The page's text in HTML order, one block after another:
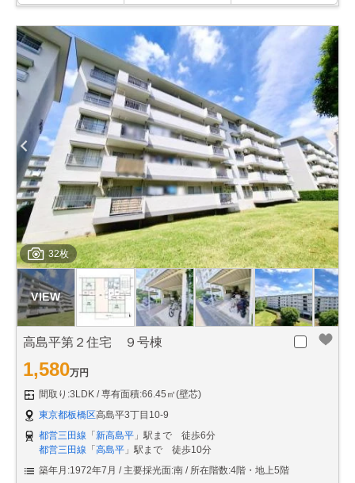
32枚
高島平第２住宅 ９号棟
1,580万円
間取り:3LDK
専有面積:66.45㎡(壁芯)
東京都板橋区高島平3丁目10-9
都営三田線 「新高島平 」駅まで 徒歩6分
都営三田線 「高島平 」駅まで 徒歩10分
築年月:1972年7月
主要採光面:南 所在階数:4階・地上5階